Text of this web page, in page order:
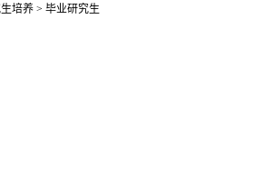
培养 > 毕业研究生